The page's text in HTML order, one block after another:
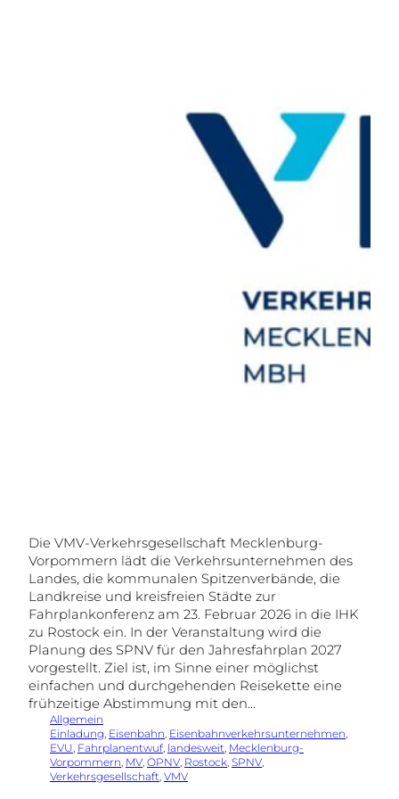
Die VMV-Verkehrsgesellschaft Mecklenburg-
Vorpommern lädt die Verkehrsunternehmen des
Landes, die kommunalen Spitzenverbände, die
Landkreise und kreisfreien Städte zur
Fahrplankonferenz am 23. Februar 2026 in die IHK
zu Rostock ein. In der Veranstaltung wird die
Planung des SPNV für den Jahresfahrplan 2027
vorgestellt. Ziel ist, im Sinne einer möglichst
einfachen und durchgehenden Reisekette eine
frühzeitige Abstimmung mit den…
Allgemein
Einladung, Eisenbahn, Eisenbahnverkehrsunternehmen
EVU, Fahrplanentwuf, landesweit, Mecklenburg-
Vorpommern, MV, ÖPNV, Rostock, SPNV
Verkehrsgesellschaft, VMV